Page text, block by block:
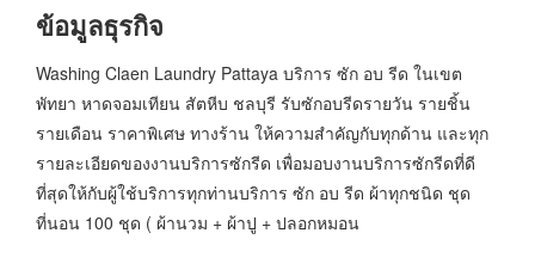
ข้อมูลธุรกิจ
Washing Claen Laundry Pattaya บริการ ซัก อบ รีด ในเขต
พัทยา หาดจอมเทียน สัตหีบ ชลบุรี รับซักอบรีดรายวัน รายชิ้น
รายเดือน ราคาพิเศษ ทางร้าน ให้ความสำคัญกับทุกด้าน และทุก
รายละเอียดของงานบริการซักรีด เพื่อมอบงานบริการซักรีดที่ดี
ที่สุดให้กับผู้ใช้บริการทุกท่านบริการ ซัก อบ รีด ผ้าทุกชนิด ชุด
ที่นอน 100 ชุด ( ผ้านวม + ผ้าปู + ปลอกหมอน